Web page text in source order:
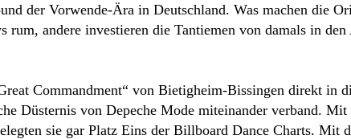
der Vorwende-Ära in Deutschland. Was machen die
andere investieren die Tantiemen von damals in
Commandment“ von Bietigheim-Bissingen direkt in
Düsternis von Depeche Mode miteinander verband.
sie gar Platz Eins der Billboard Dance Charts. Mit